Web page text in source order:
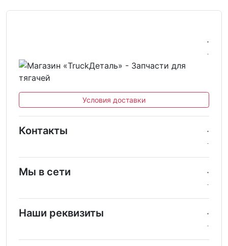
Условия доставки
Контакты
Мы в сети
Наши реквизиты